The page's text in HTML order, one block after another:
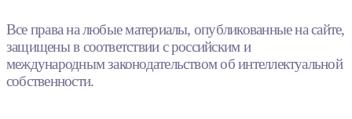
Все права на любые материалы, опубликованные на сайте,
защищены в соответствии с российским и
международным законодательством об интеллектуальной
собственности.